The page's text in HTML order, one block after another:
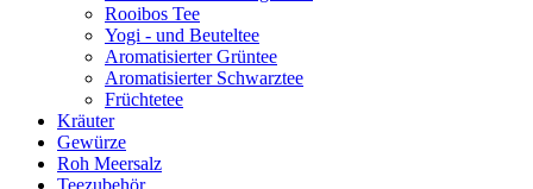
Rooibos Tee
Yogi - und Beuteltee
Aromatisierter Grüntee
Aromatisierter Schwarztee
Früchtetee
Kräuter
Gewürze
Roh Meersalz
Teezubehör